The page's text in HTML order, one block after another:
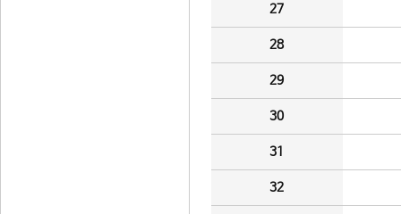
27
28
29
30
31
32